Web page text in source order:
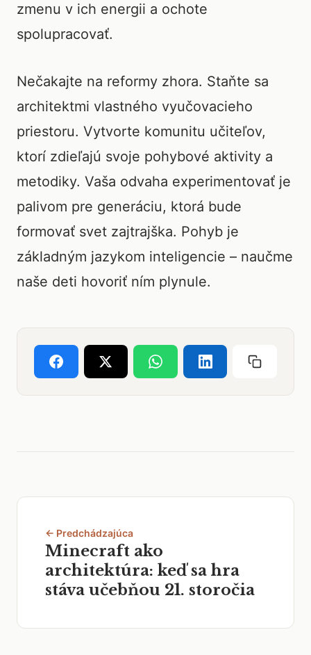
zmenu v ich energii a ochote
spolupracovať.
Nečakajte na reformy zhora. Staňte sa
architektmi vlastného vyučovacieho
priestoru. Vytvorte komunitu učiteľov,
ktorí zdieľajú svoje pohybové aktivity a
metodiky. Vaša odvaha experimentovať je
palivom pre generáciu, ktorá bude
formovať svet zajtrajška. Pohyb je
základným jazykom inteligencie – naučme
naše deti hovoriť ním plynule.
← Predchádzajúca
Minecraft ako
architektúra: keď sa hra
stáva učebňou 21. storočia